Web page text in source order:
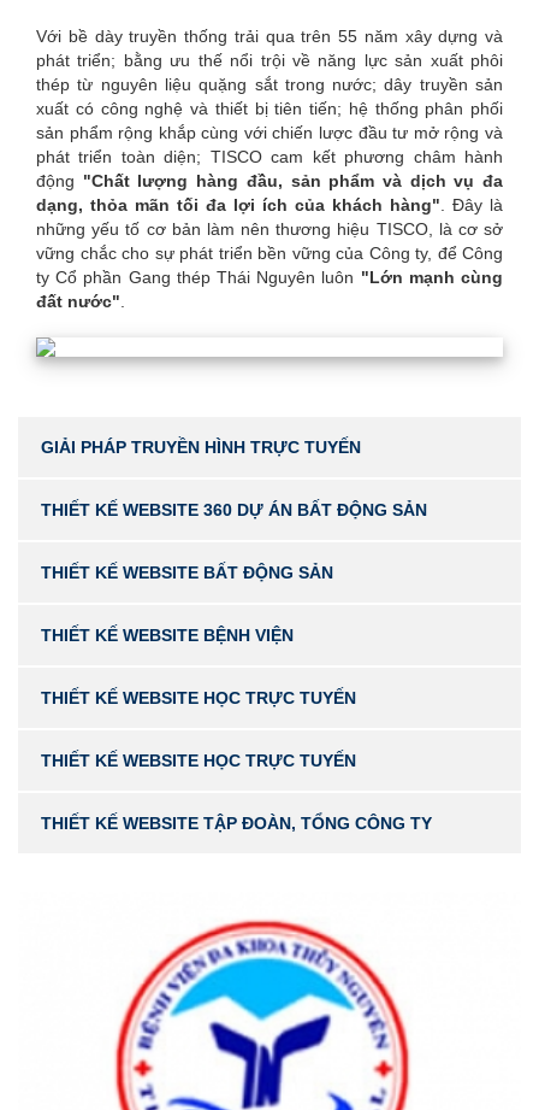
Với bề dày truyền thống trải qua trên 55 năm xây dựng và
phát triển; bằng ưu thế nổi trội về năng lực sản xuất phôi
thép từ nguyên liệu quặng sắt trong nước; dây truyền sản
xuất có công nghệ và thiết bị tiên tiến; hệ thống phân phối
sản phẩm rộng khắp cùng với chiến lược đầu tư mở rộng và
phát triển toàn diện; TISCO cam kết phương châm hành
động "Chất lượng hàng đầu, sản phẩm và dịch vụ đa
dạng, thỏa mãn tối đa lợi ích của khách hàng" . Đây là
những yếu tố cơ bản làm nên thương hiệu TISCO, là cơ sở
vững chắc cho sự phát triển bền vững của Công ty, để Công
ty Cổ phần Gang thép Thái Nguyên luôn "Lớn mạnh cùng
đất nước"
GIẢI PHÁP TRUYỀN HÌNH TRỰC TUYẾN
THIẾT KẾ WEBSITE 360 DỰ ÁN BẤT ĐỘNG SẢN
THIẾT KẾ WEBSITE BẤT ĐỘNG SẢN
THIẾT KẾ WEBSITE BỆNH VIỆN
THIẾT KẾ WEBSITE HỌC TRỰC TUYẾN
THIẾT KẾ WEBSITE HỌC TRỰC TUYẾN
THIẾT KẾ WEBSITE TẬP ĐOÀN, TỔNG CÔNG TY